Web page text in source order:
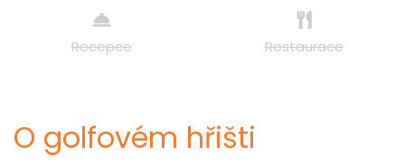
Recepce Restaurace
O golfovém hřišti